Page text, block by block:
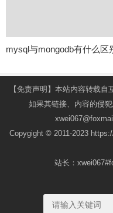
mysql与mongodb有什么区
【免责声明】本站内容转载
如果其链接、内容的侵
Copygight © 2011-2023
站长：